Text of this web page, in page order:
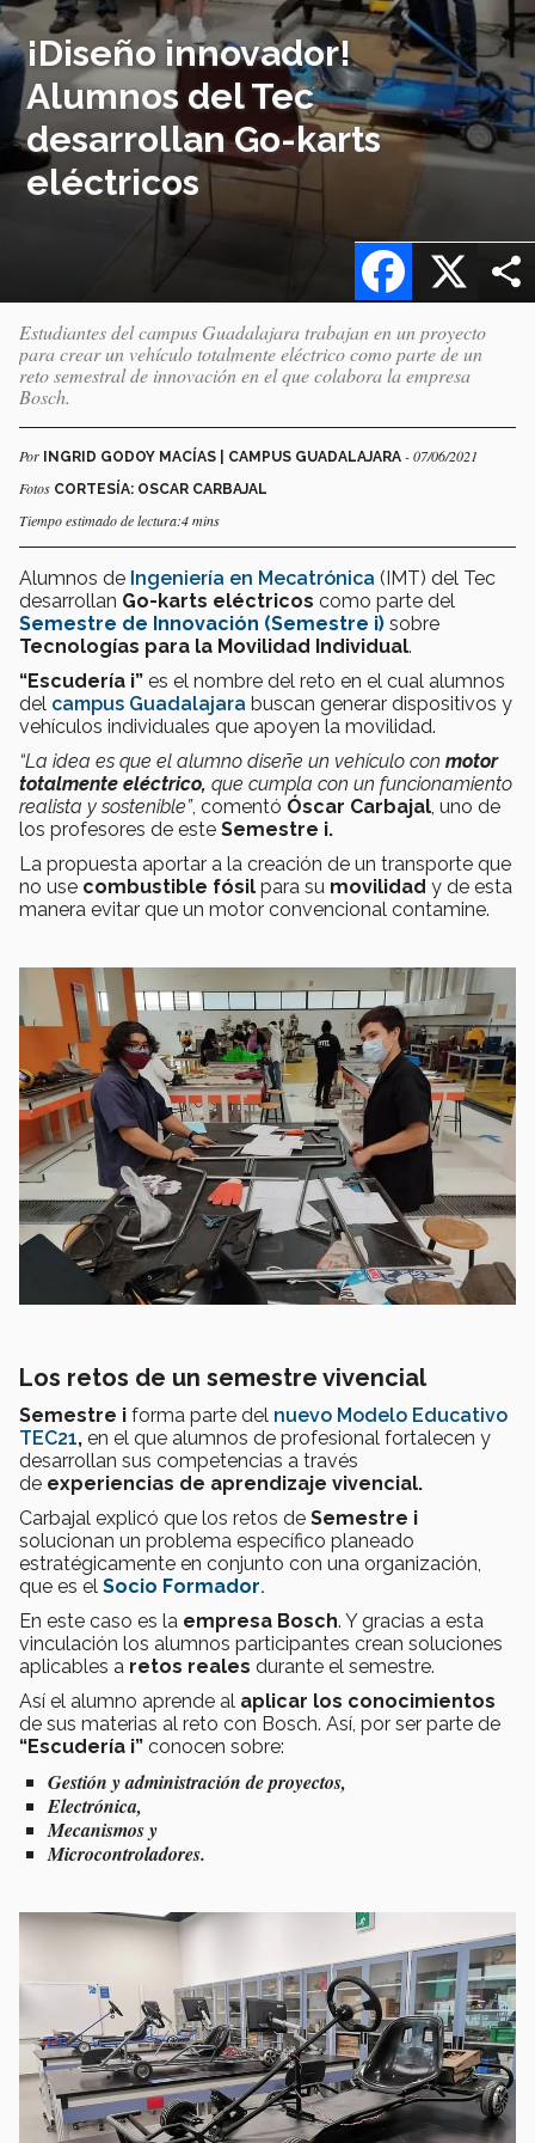
¡Diseño innovador!
Alumnos del Tec
desarrollan Go-karts
eléctricos
X
Facebook
Estudiantes del campus Guadalajara trabajan en un proyecto
para crear un vehículo totalmente eléctrico como parte de un
reto semestral de innovación en el que colabora la empresa
Bosch.
Por INGRID GODOY MACÍAS | CAMPUS GUADALAJARA - 07/06/2021
Fotos CORTESÍA: OSCAR CARBAJAL
Tiempo estimado de lectura:4 mins
Alumnos de Ingeniería en Mecatrónica (IMT) del Tec
desarrollan Go-karts eléctricos como parte del
Semestre de Innovación (Semestre i) sobre
Tecnologías para la Movilidad Individual.
“Escudería i” es el nombre del reto en el cual alumnos
del campus Guadalajara buscan generar dispositivos y
vehículos individuales que apoyen la movilidad.
“La idea es que el alumno diseñe un vehículo con motor
totalmente eléctrico, que cumpla con un funcionamiento
realista y sostenible”, comentó Óscar Carbajal , uno de
los profesores de este Semestre i.
La propuesta aportar a la creación de un transporte que
no use combustible fósil para su movilidad y de esta
manera evitar que un motor convencional contamine.
Los retos de un semestre vivencial
Semestre i forma parte del nuevo Modelo Educativo
TEC21, en el que alumnos de profesional fortalecen y
desarrollan sus competencias a través
de experiencias de aprendizaje vivencial.
Carbajal explicó que los retos de Semestre i
solucionan un problema específico planeado
estratégicamente en conjunto con una organización,
que es el Socio Formador.
En este caso es la empresa Bosch. Y gracias a esta
vinculación los alumnos participantes crean soluciones
aplicables a retos reales durante el semestre.
Así el alumno aprende al aplicar los conocimientos
de sus materias al reto con Bosch. Así, por ser parte de
“Escudería i” conocen sobre:
Gestión y administración de proyectos,
Electrónica,
Mecanismos y
Microcontroladores.